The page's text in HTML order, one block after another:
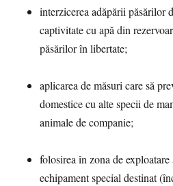
interzicerea adăpării păsărilor
captivitate cu apă din
păsărilor în libertate;
aplicarea de măsuri care să
domestice cu alte specii de
animale de companie;
folosirea în zona de
echipament special destinat